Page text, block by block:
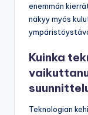
enemmän
näkyy myös
Kuinka
Teknologian